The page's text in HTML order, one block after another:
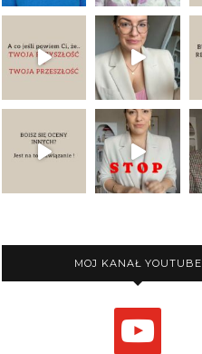
MOJ KANAŁ YOUTUBE
youtube